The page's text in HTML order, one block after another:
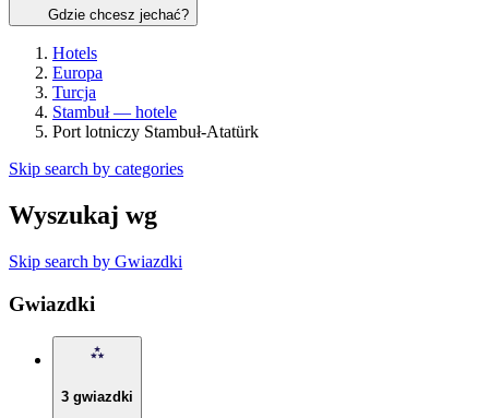
Gdzie chcesz jechać?
Hotels
Europa
Turcja
Stambuł — hotele
Port lotniczy Stambuł-Atatürk
Skip search by categories
Wyszukaj wg
Skip search by Gwiazdki
Gwiazdki
3 gwiazdki